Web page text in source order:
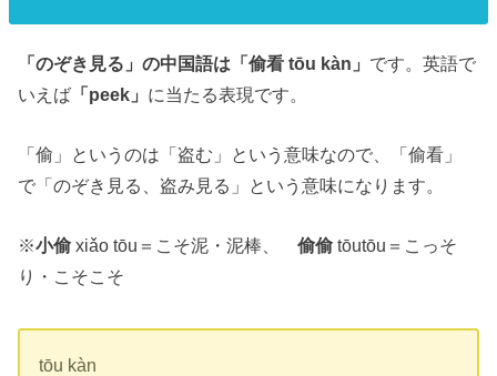
「のぞき見る」の中国語は「偷看 tōu kàn」 です。英語で
いえば 「peek」 に当たる表現です。
「偷」というのは「盗む」という意味なので、「偷看」
で「のぞき見る、盗み見る」という意味になります。
※小偷 xiǎo tōu＝こそ泥・泥棒、偷偷 tōutōu＝こっそ
り・こそこそ
tōu kàn